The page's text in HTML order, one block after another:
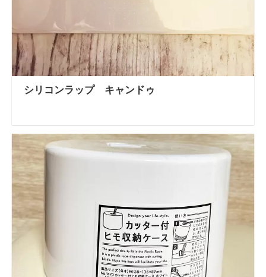
シリコンラップ キャンドゥ